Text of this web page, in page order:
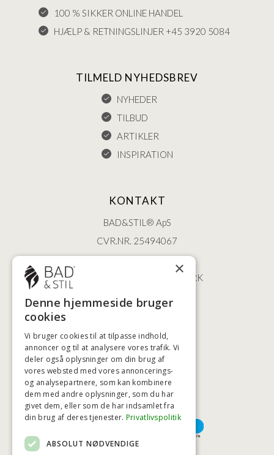
100 % SIKKER ONLINE HANDEL
HJÆLP & RETNINGSLINJER +45 3920 5084
TILMELD NYHEDSBREV
NYHEDER
TILBUD
ARTIKLER
INSPIRATION
KONTAKT
BAD&STIL® ApS
CVR.NR. 25494067
ØSTERBROGADE 202
2100 KØBENHAVN • DANMARK
+45 3920 5084
HØJESTE KREDITVÆRDIGHED
BETALINGSMULIGHEDER
×
Denne hjemmeside bruger
cookies
Vi bruger cookies til at tilpasse indhold,
annoncer og til at analysere vores trafik. Vi
deler også oplysninger om din brug af
vores websted med vores annoncerings-
og analysepartnere, som kan kombinere
dem med andre oplysninger, som du har
givet dem, eller som de har indsamlet fra
din brug af deres tjenester. Privatlivspolitik
ABSOLUT NØDVENDIGE